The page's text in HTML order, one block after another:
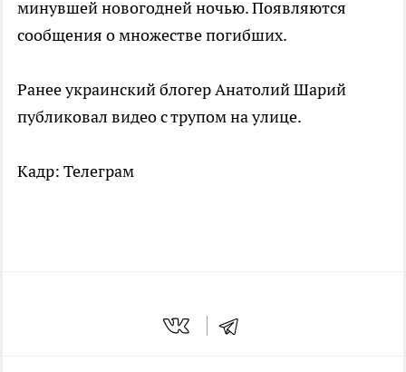
минувшей новогодней ночью. Появляются
сообщения о множестве погибших.
Ранее украинский блогер Анатолий Шарий
публиковал видео с трупом на улице.
Кадр: Телеграм